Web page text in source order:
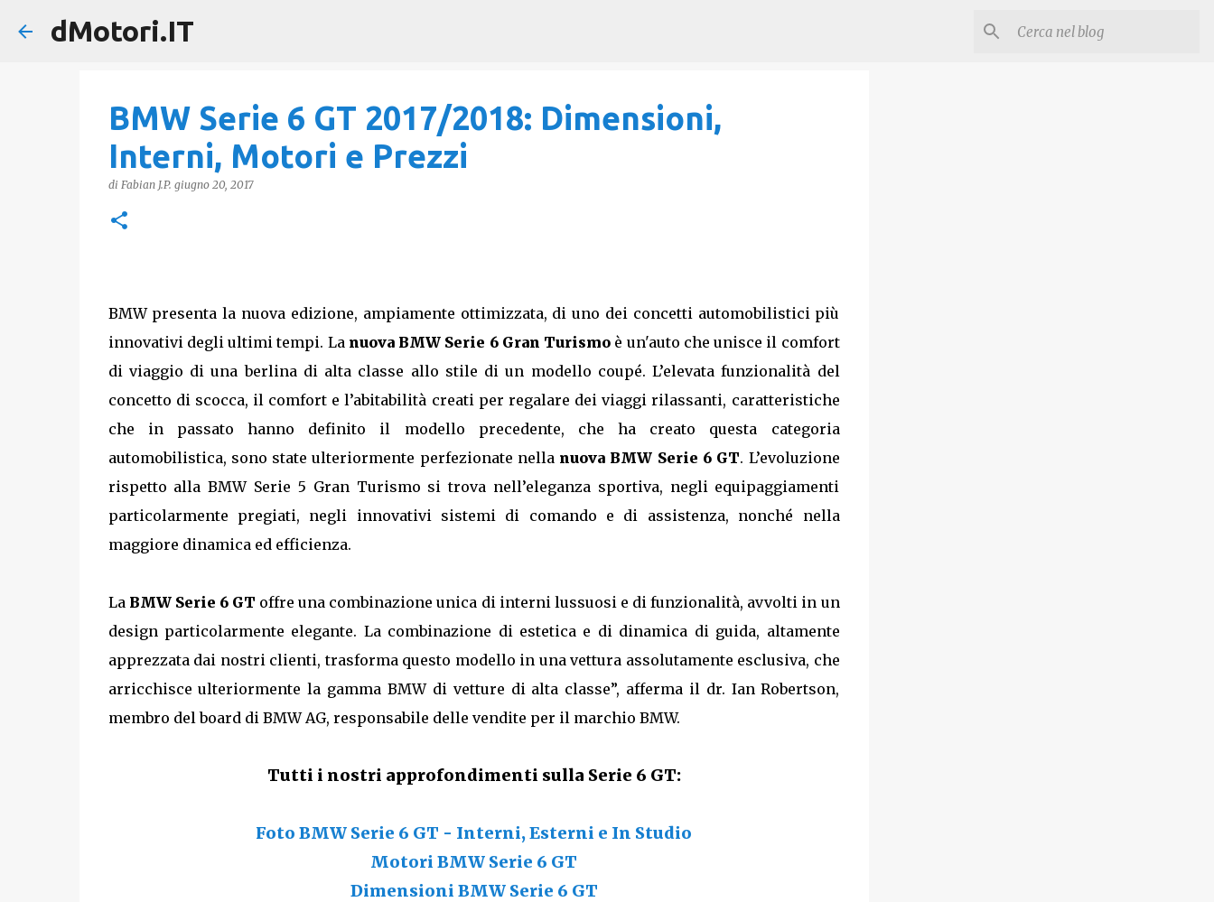
dMotori.IT
BMW Serie 6 GT 2017/2018: Dimensioni,
Interni, Motori e Prezzi
di Fabian J.P. giugno 20, 2017
BMW presenta la nuova edizione, ampiamente ottimizzata, di uno dei concetti automobilistici più
innovativi degli ultimi tempi. La nuova BMW Serie 6 Gran Turismo è un'auto che unisce il comfort
di viaggio di una berlina di alta classe allo stile di un modello coupé. L’elevata funzionalità del
concetto di scocca, il comfort e l’abitabilità creati per regalare dei viaggi rilassanti, caratteristiche
che in passato hanno definito il modello precedente, che ha creato questa categoria
automobilistica, sono state ulteriormente perfezionate nella nuova BMW Serie 6 GT. L’evoluzione
rispetto alla BMW Serie 5 Gran Turismo si trova nell’eleganza sportiva, negli equipaggiamenti
particolarmente pregiati, negli innovativi sistemi di comando e di assistenza, nonché nella
maggiore dinamica ed efficienza.
La BMW Serie 6 GT offre una combinazione unica di interni lussuosi e di funzionalità, avvolti in un
design particolarmente elegante. La combinazione di estetica e di dinamica di guida, altamente
apprezzata dai nostri clienti, trasforma questo modello in una vettura assolutamente esclusiva, che
arricchisce ulteriormente la gamma BMW di vetture di alta classe”, afferma il dr. Ian Robertson,
membro del board di BMW AG, responsabile delle vendite per il marchio BMW.
Tutti i nostri approfondimenti sulla Serie 6 GT:
Foto BMW Serie 6 GT - Interni, Esterni e In Studio
Motori BMW Serie 6 GT
Dimensioni BMW Serie 6 GT